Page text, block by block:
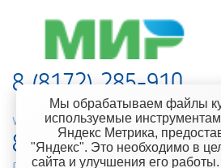
8 (8172) 285-910
web-support@kontinent.ru
8 900 501-25-53
Мы обрабатываем файлы
используемые
Яндекс Метрика,
"Яндекс". Это необходимо в
сайта и улучшения его